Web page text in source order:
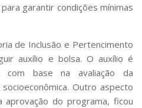
garantir condições mínimas
de Inclusão e Pertencimento
auxílio e bolsa. O auxílio é
com base na avaliação da
Outro aspecto
do programa, ficou